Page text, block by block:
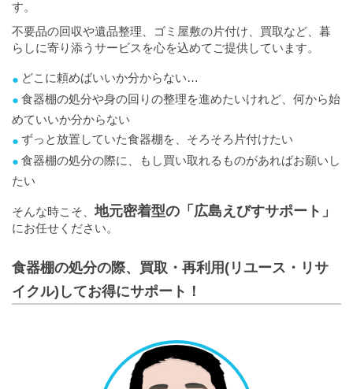
す。
不要品の回収や遺品整理、ゴミ屋敷の片付け、買取など、暮
らしに寄り添うサービスを心を込めてご提供しています。
どこに頼めばいいか分からない…
食器棚の処分や身の回りの整理を進めたいけれど、何から始
めていいか分からない
ずっと放置していた食器棚を、そろそろ片付けたい
食器棚の処分の際に、もし買い取れるものがあればお願いし
たい
そんな時こそ、地元密着型の「広島えびすサポート」
にお任せください。
食器棚の処分の際、買取・再利用(リユース・リサ
イクル)してお得にサポート！